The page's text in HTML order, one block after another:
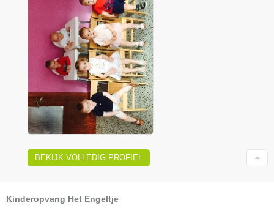
BEKIJK VOLLEDIG PROFIEL
Kinderopvang Het Engeltje